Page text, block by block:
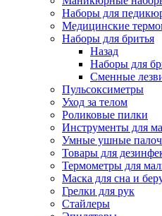
Наборы для
Медицинские
Наборы для бритья
Назад
Наборы для
Сменные
Пульсоксиметры
Уход за телом
Роликовые пилки
Инструменты для
Умные ушные
Товары для
Термометры для
Маска для сна и
Грелки для рук
Стайлеры